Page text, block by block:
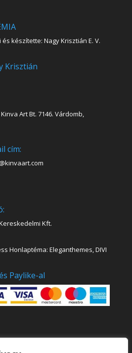
készítette: Nagy Krisztián E. V.
Krisztián
Art Bt. 7146. Várdomb,
cím:
Kft.
Honlaptéma: Eleganthemes, DIVI
Paylike-al